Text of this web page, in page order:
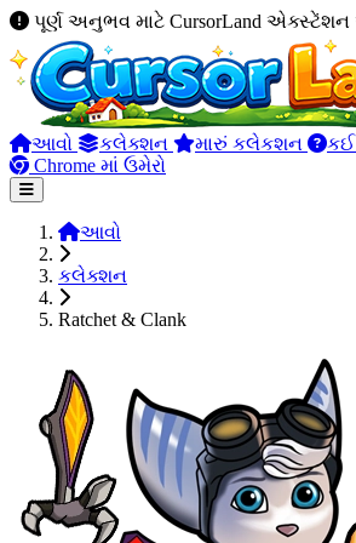
પૂર્ણ અનુભવ માટે CursorLand એક્સ્ટેંશન
આવો કલેક્શન મારું કલેકશન
કઈ
Chrome માં ઉમેરો
આવો
કલેક્શન
Ratchet & Clank